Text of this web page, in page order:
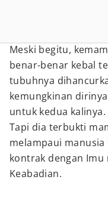
Meski begitu,
benar-benar kebal
tubuhnya
kemungkinan
untuk kedua kalinya.
Tapi dia terbukti
melampaui
kontrak dengan
Keabadian.